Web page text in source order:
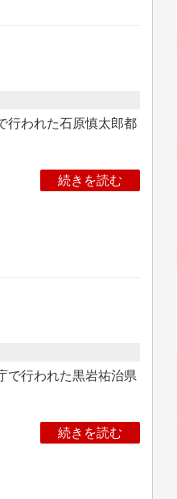
行われた石原慎太郎都
続きを読む
行われた黒岩祐治県
続きを読む